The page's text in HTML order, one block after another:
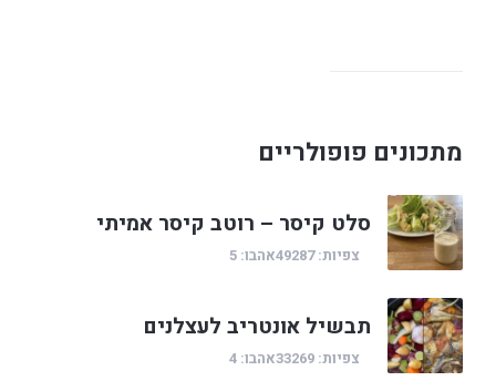
מתכונים פופולריים
סלט קיסר – רוטב קיסר אמיתי
צפיות: 49287 אהבו: 5
תבשיל אונטריב לעצלנים
צפיות: 33269 אהבו: 4